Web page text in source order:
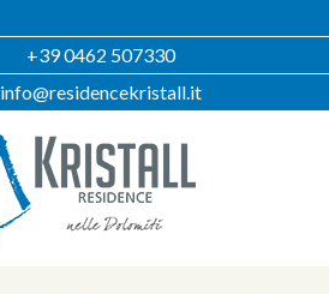
+39 0462 507330
info@residencekristall.it